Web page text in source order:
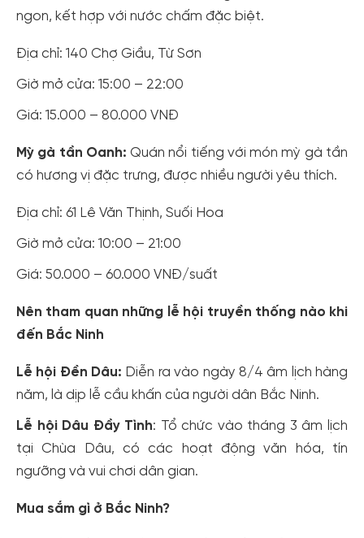
ngon, kết hợp với nước chấm đặc biệt.
Địa chỉ: 140 Chợ Giầu, Từ Sơn
Giờ mở cửa: 15:00 – 22:00
Giá: 15.000 – 80.000 VNĐ
Mỳ gà tần Oanh: Quán nổi tiếng với món mỳ gà tần
có hương vị đặc trưng, được nhiều người yêu thích.
Địa chỉ: 61 Lê Văn Thịnh, Suối Hoa
Giờ mở cửa: 10:00 – 21:00
Giá: 50.000 – 60.000 VNĐ/suất
Nên tham quan những lễ hội truyền thống nào khi
đến Bắc Ninh
Lễ hội Đền Dâu: Diễn ra vào ngày 8/4 âm lịch hàng
năm, là dịp lễ cầu khấn của người dân Bắc Ninh.
Lễ hội Dâu Đầy Tình: Tổ chức vào tháng 3 âm lịch
tại Chùa Dâu, có các hoạt động văn hóa, tín
ngưỡng và vui chơi dân gian.
Mua sắm gì ở Bắc Ninh?